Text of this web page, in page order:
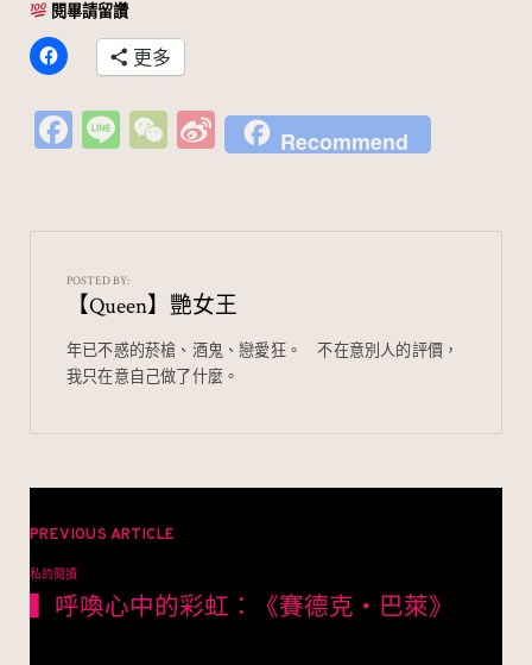
閱畢請留讚
更多
Fa
o
o
k
Li
W
at
Si
n
ei
b
o
Recommend
POSTED BY:
【Queen】艷女王
年已不惑的菸槍、酒鬼、戀愛狂。⠀ 不在意別人的評價，
我只在意自己做了什麼。
章
導
PREVIOUS ARTICLE
私的閱讀
▍呼喚心中的彩虹：《賽德克‧巴萊》